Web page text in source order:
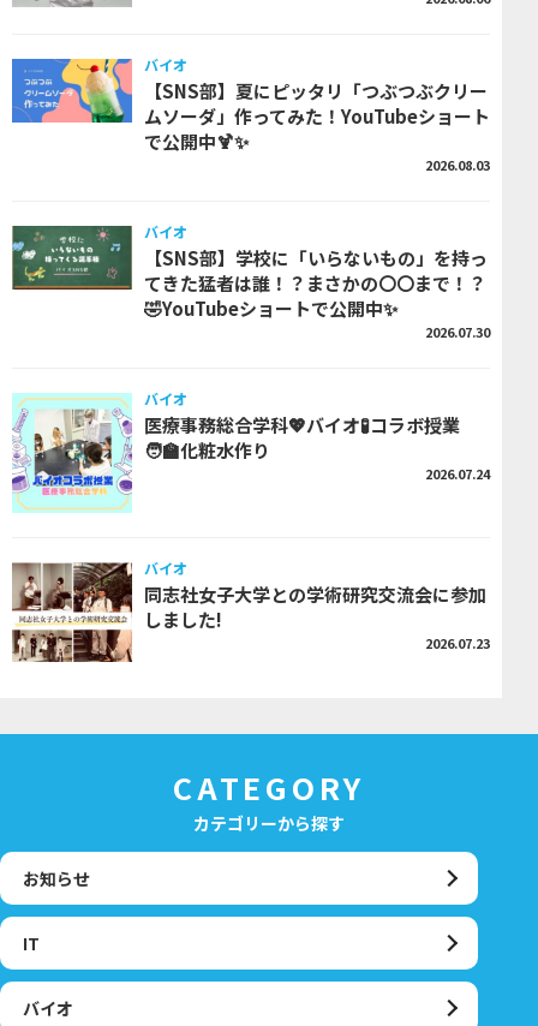
バイオ
【SNS部】夏にピッタリ「つぶつぶクリー
ムソーダ」作ってみた！YouTubeショート
で公開中🍹✨
2026.08.03
バイオ
【SNS部】学校に「いらないもの」を持っ
てきた猛者は誰！？まさかの〇〇まで！？
🤣YouTubeショートで公開中✨
2026.07.30
バイオ
医療事務総合学科💖バイオ🧪コラボ授業
🧑‍🏫化粧水作り
2026.07.24
バイオ
同志社女子大学との学術研究交流会に参加
しました!
2026.07.23
CATEGORY
カテゴリーから探す
お知らせ
IT
バイオ